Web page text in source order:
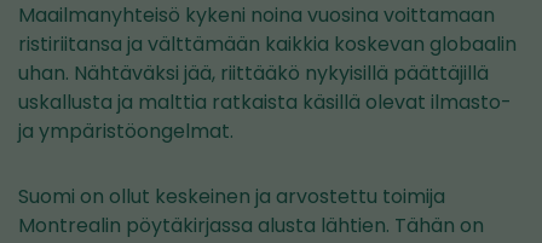
Maailmanyhteisö kykeni noina vuosina voittamaan
ristiriitansa ja välttämään kaikkia koskevan globaalin
uhan. Nähtäväksi jää, riittääkö nykyisillä päättäjillä
uskallusta ja malttia ratkaista käsillä olevat ilmasto-
ja ympäristöongelmat.
Suomi on ollut keskeinen ja arvostettu toimija
Montrealin pöytäkirjassa alusta lähtien. Tähän on